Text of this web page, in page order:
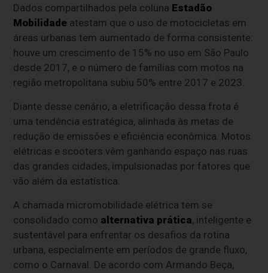
Dados compartilhados pela coluna Estadão
Mobilidade atestam que o uso de motocicletas em
áreas urbanas tem aumentado de forma consistente:
houve um crescimento de 15% no uso em São Paulo
desde 2017, e o número de famílias com motos na
região metropolitana subiu 50% entre 2017 e 2023.
Diante desse cenário, a eletrificação dessa frota é
uma tendência estratégica, alinhada às metas de
redução de emissões e eficiência econômica. Motos
elétricas e scooters vêm ganhando espaço nas ruas
das grandes cidades, impulsionadas por fatores que
vão além da estatística.
A chamada micromobilidade elétrica tem se
consolidado como alternativa prática, inteligente e
sustentável para enfrentar os desafios da rotina
urbana, especialmente em períodos de grande fluxo,
como o Carnaval. De acordo com Armando Beça,